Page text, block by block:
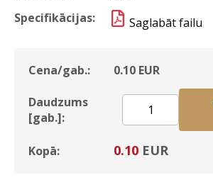
Specifikācijas:
Saglabāt failu
Cena/gab.: 0.10 EUR
Daudzums
[gab.]:
Kopā: 0.10 EUR